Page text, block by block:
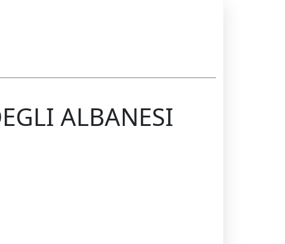
ALBANESI